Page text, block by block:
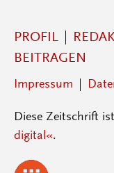
PROFIL
BEITRAGEN
Impressum
Diese Zeitschrift
digital«.